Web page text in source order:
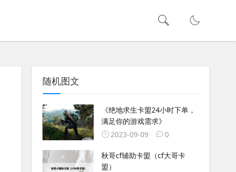
随机图文
《绝地求生卡盟24小时下单，
满足你的游戏需求》
2023-09-09
0
秋哥cf辅助卡盟（cf大哥卡
盟）